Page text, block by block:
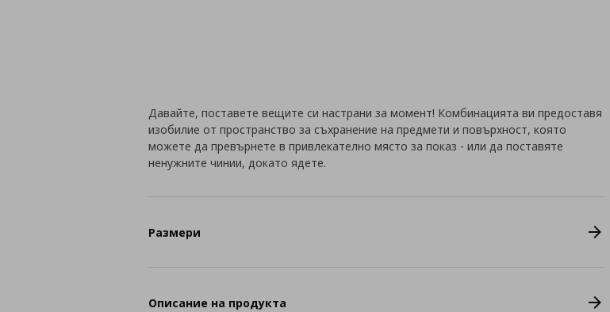
Давайте, поставете вещите си настрани за момент! Комбинацията ви предоставя
изобилие от пространство за съхранение на предмети и повърхност, която
можете да превърнете в привлекателно място за показ - или да поставяте
ненужните чинии, докато ядете.
Размери
Описание на продукта